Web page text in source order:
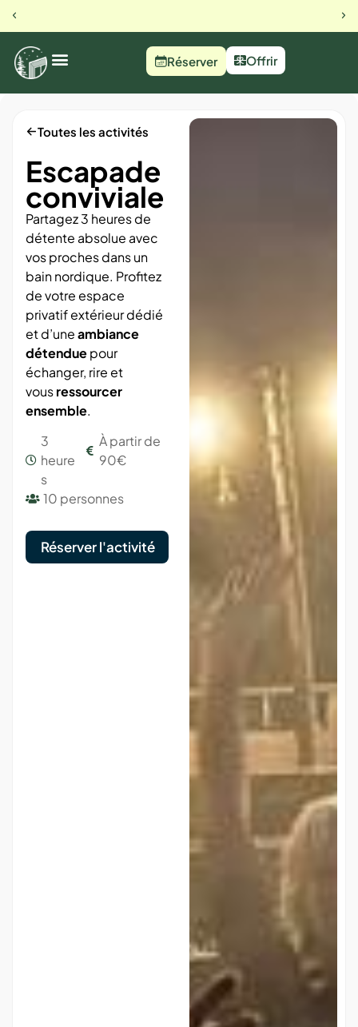
23 rue du busset, Orbey
Réserver Offrir
Toutes les activités
Escapade
conviviale
Partagez 3 heures de
détente absolue avec
vos proches dans un
bain nordique. Profitez
de votre espace
privatif extérieur dédié
et d’uneambiance
détenduepour
échanger, rire et
vousressourcer
ensemble.
3
heure
s
À partir de
90€
10 personnes
Réserver l'activité